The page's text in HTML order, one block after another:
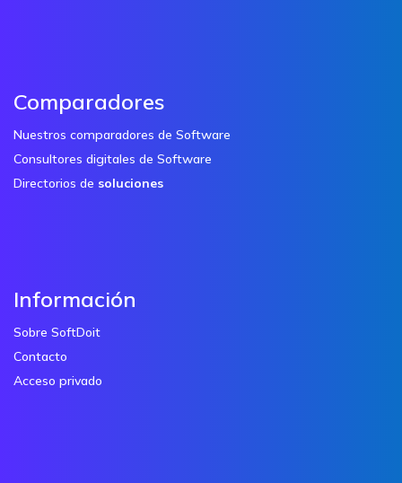
Comparadores
Nuestros comparadores de Software
Consultores digitales de Software
Directorios de soluciones
Información
Sobre SoftDoit
Contacto
Acceso privado